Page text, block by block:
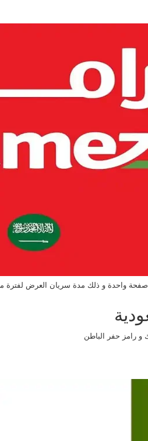
واحدة و ذلك مدة سريان العرض لفترة
و رامز حفر الباطن